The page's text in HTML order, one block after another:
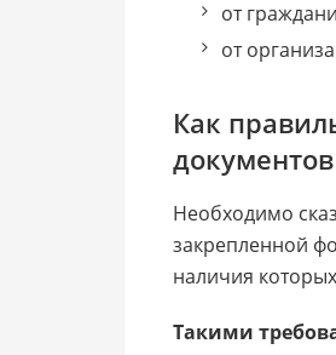
от
от
Как
Необходимо
закрепленной
наличия
Такими